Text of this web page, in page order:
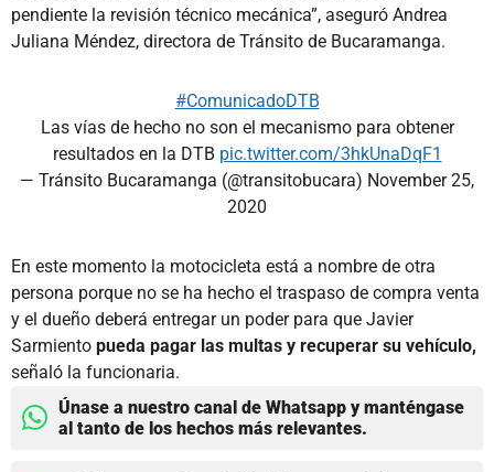
pendiente la revisión técnico mecánica”, aseguró Andrea
Juliana Méndez, directora de Tránsito de Bucaramanga.
#ComunicadoDTB
Las vías de hecho no son el mecanismo para obtener
resultados en la DTB pic.twitter.com/3hkUnaDqF1
— Tránsito Bucaramanga (@transitobucara) November 25,
2020
En este momento la motocicleta está a nombre de otra
persona porque no se ha hecho el traspaso de compra venta
y el dueño deberá entregar un poder para que Javier
Sarmiento pueda pagar las multas y recuperar su vehículo,
señaló la funcionaria.
Únase a nuestro canal de Whatsapp y manténgase
al tanto de los hechos más relevantes.